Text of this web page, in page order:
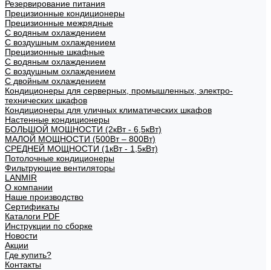
Резервирование питания
Прецизионные кондиционеры
Прецизионные межрядные
С водяным охлаждением
С воздушным охлаждением
Прецизионные шкафные
С водяным охлаждением
С воздушным охлаждением
С двойным охлаждением
Кондиционеры для серверных, промышленных, электро-
технических шкафов
Кондиционеры для уличных климатических шкафов
Настенные кондиционеры
БОЛЬШОЙ МОЩНОСТИ (2кВт - 6,5кВт)
МАЛОЙ МОЩНОСТИ (500Вт – 800Вт)
СРЕДНЕЙ МОЩНОСТИ (1кВт - 1,5кВт)
Потолочные кондиционеры
Фильтрующие вентиляторы
LANMIR
О компании
Наше производство
Сертификаты
Каталоги PDF
Инструкции по сборке
Новости
Акции
Где купить?
Контакты